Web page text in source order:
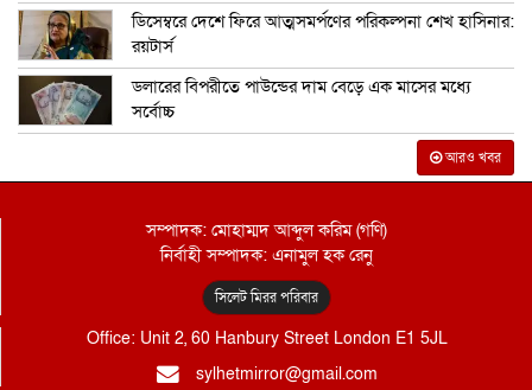
ডিসেম্বরে দেশে ফিরে আত্মসমর্পণের পরিকল্পনা শেখ হাসিনার:
রয়টার্স
ডলারের বিপরীতে পাউন্ডের দাম বেড়ে এক মাসের মধ্যে
সর্বোচ্চ
আরও খবর
সম্পাদক: মোহাম্মদ আব্দুল করিম (গণি)
নির্বাহী সম্পাদক: এনামুল হক রেনু
সিলেট মিরর পরিবার
Office: Unit 2, 60 Hanbury Street London E1 5JL
sylhetmirror@gmail.com